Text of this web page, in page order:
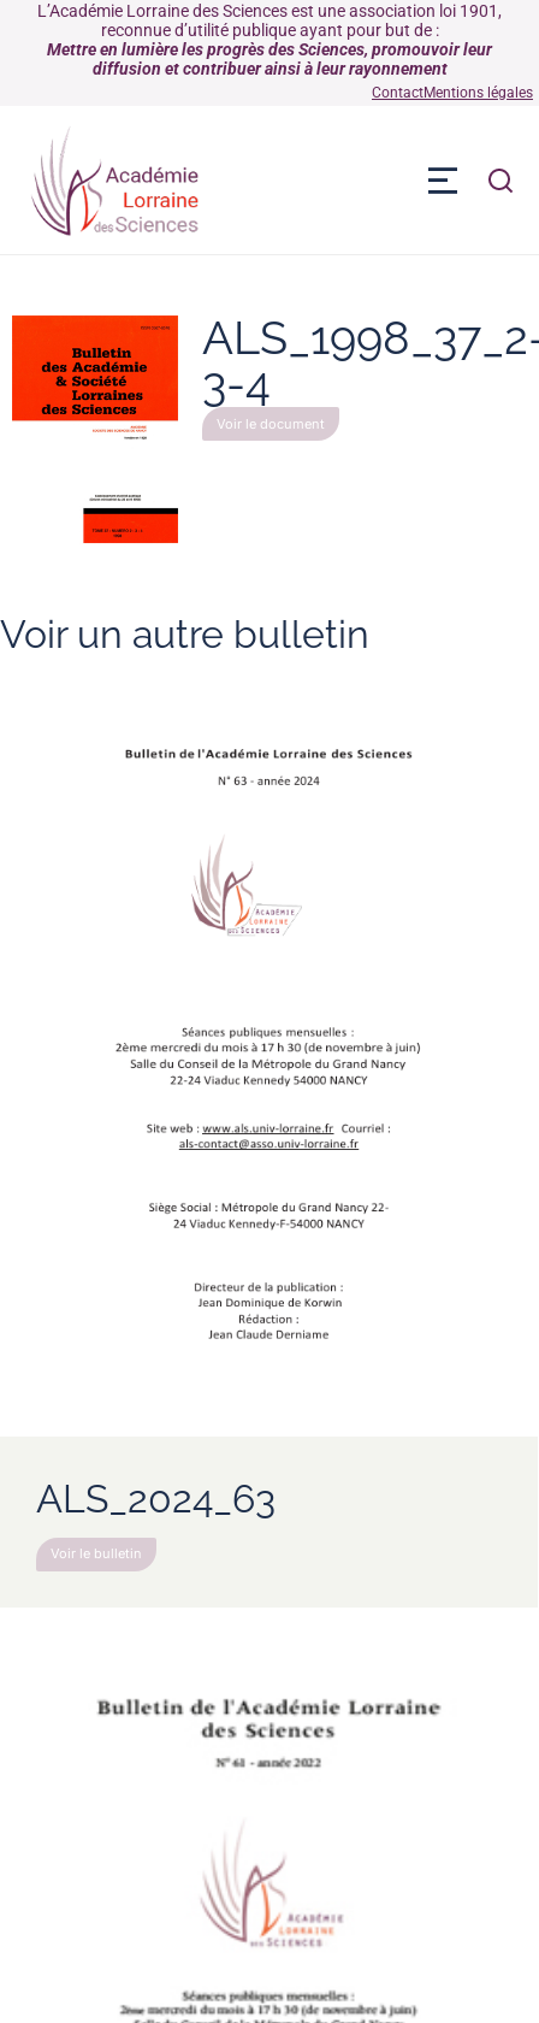
L’Académie Lorraine des Sciences est une association loi 1901,
reconnue d’utilité publique ayant pour but de :
Mettre en lumière les progrès des Sciences, promouvoir leur
diffusion et contribuer ainsi à leur rayonnement
ContactMentions légales
3-4
Voir le document
Voir un autre bulletin
ALS_2024_63
Voir le bulletin